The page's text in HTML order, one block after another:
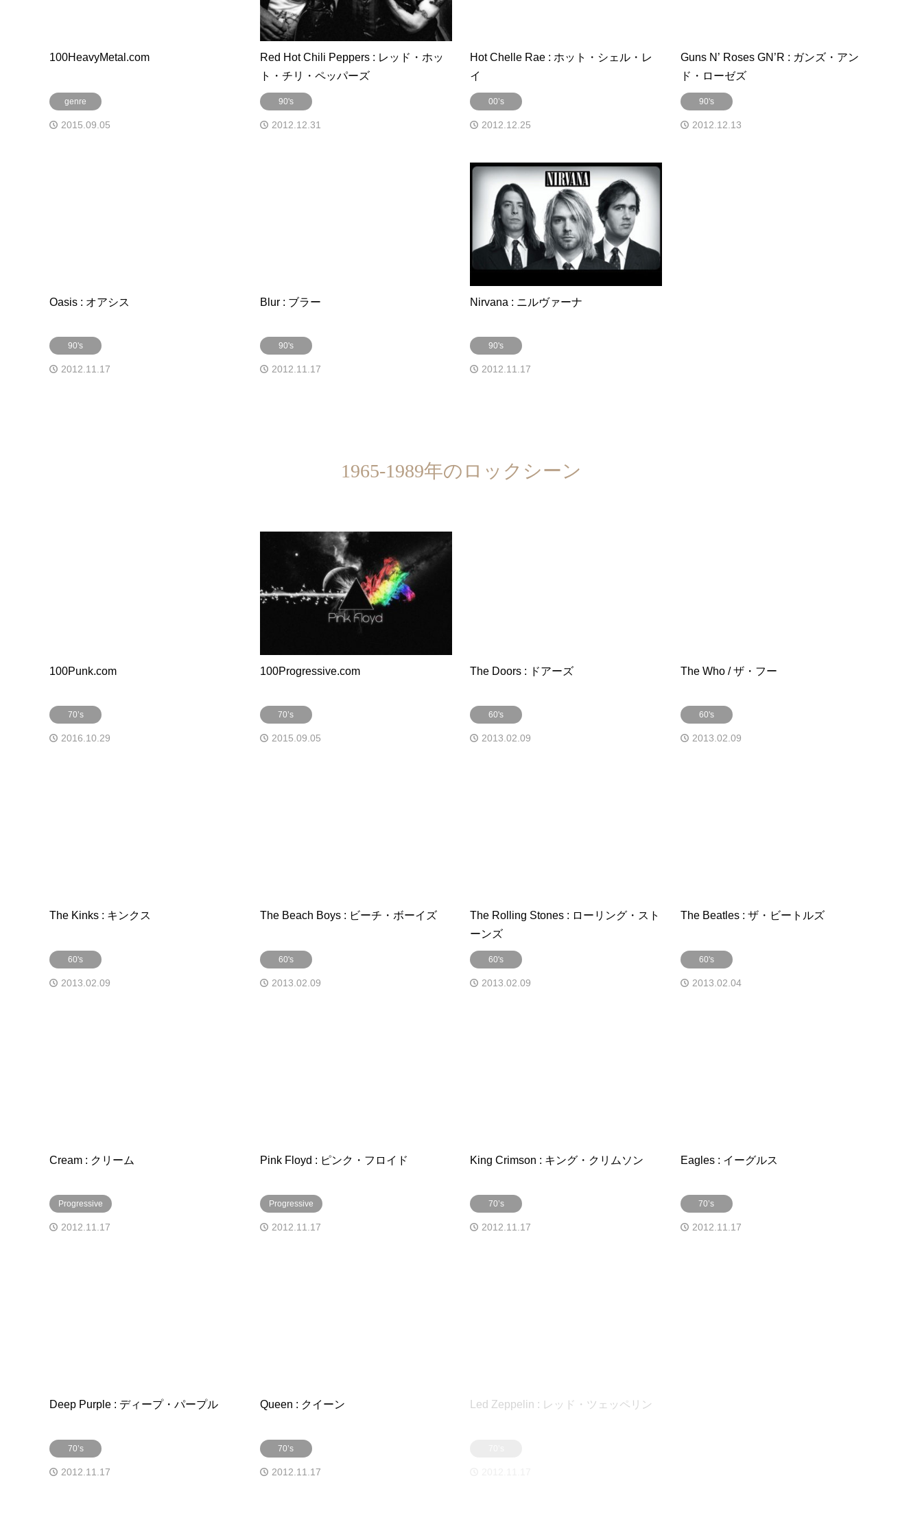
100HeavyMetal.com
genre
2015.09.05
Red Hot Chili Peppers : レッド・ホッ
ト・チリ・ペッパーズ
90's
2012.12.31
Hot Chelle Rae : ホット・シェル・レ
イ
00’s
2012.12.25
Guns N’ Roses GN’R : ガンズ・アン
ド・ローゼズ
90's
2012.12.13
Oasis : オアシス
90's
2012.11.17
Blur : ブラー
90's
2012.11.17
Nirvana : ニルヴァーナ
90's
2012.11.17
1965-1989年のロックシーン
100Punk.com
70’s
2016.10.29
100Progressive.com
70’s
2015.09.05
The Doors : ドアーズ
60's
2013.02.09
The Who / ザ・フー
60's
2013.02.09
The Kinks : キンクス
60's
2013.02.09
The Beach Boys : ビーチ・ボーイズ
60's
2013.02.09
The Rolling Stones : ローリング・スト
ーンズ
60's
2013.02.09
The Beatles : ザ・ビートルズ
60's
2013.02.04
Cream : クリーム
Progressive
2012.11.17
Pink Floyd : ピンク・フロイド
Progressive
2012.11.17
King Crimson : キング・クリムソン
70’s
2012.11.17
Eagles : イーグルス
70’s
2012.11.17
Deep Purple : ディープ・パープル
70’s
2012.11.17
Queen : クイーン
70’s
2012.11.17
Led Zeppelin : レッド・ツェッペリン